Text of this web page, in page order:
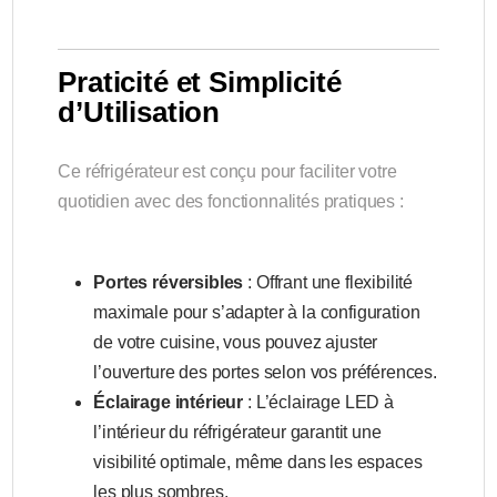
Praticité et Simplicité
d’Utilisation
Ce réfrigérateur est conçu pour faciliter votre
quotidien avec des fonctionnalités pratiques :
Portes réversibles : Offrant une flexibilité
maximale pour s’adapter à la configuration
de votre cuisine, vous pouvez ajuster
l’ouverture des portes selon vos préférences.
Éclairage intérieur : L’éclairage LED à
l’intérieur du réfrigérateur garantit une
visibilité optimale, même dans les espaces
les plus sombres.